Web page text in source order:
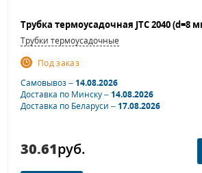
Трубки термоусадочные
Под заказ
Самовывоз –14.08.2026
Доставка по Минску –14.08.2026
Доставка по Беларуси –17.08.2026
30.61руб.